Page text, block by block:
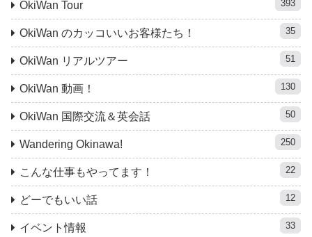
OkiWan Tour 393
OkiWan のカッコいいお客様たち！ 35
OkiWan リアルツアー 51
OkiWan 動画！ 130
OkiWan 国際交流＆英会話 50
Wandering Okinawa! 250
こんな仕事もやってます！ 22
どーでもいい話 12
イベント情報 33